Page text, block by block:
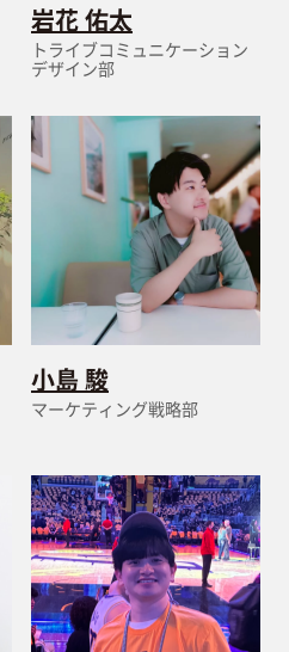
岩花 佑太
トライブコミュニケーション
デザイン部
小島 駿
マーケティング戦略部